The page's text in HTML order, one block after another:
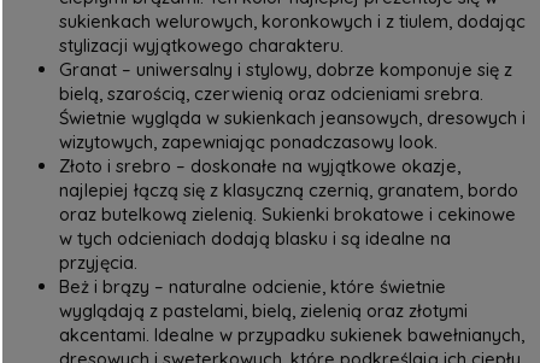
sukienkach welurowych, koronkowych i z tiulem, dodając
stylizacji wyjątkowego charakteru.
Granat – uniwersalny i stylowy, dobrze komponuje się z
bielą, szarością, czerwienią oraz odcieniami srebra.
Świetnie wygląda w sukienkach jeansowych, dresowych i
wizytowych, zapewniając ponadczasowy look.
Złoto i srebro – doskonałe na wyjątkowe okazje,
najlepiej łączą się z klasyczną czernią, granatem, bordo
oraz butelkową zielenią. Sukienki brokatowe i cekinowe
w tych odcieniach dodają blasku i są idealne na
przyjęcia.
Beż i brązy – naturalne odcienie, które świetnie
wyglądają z pastelami, bielą, zielenią oraz złotymi
akcentami. Idealne w przypadku sukienek bawełnianych,
dresowych i sweterkowych, które podkreślają ich ciepły